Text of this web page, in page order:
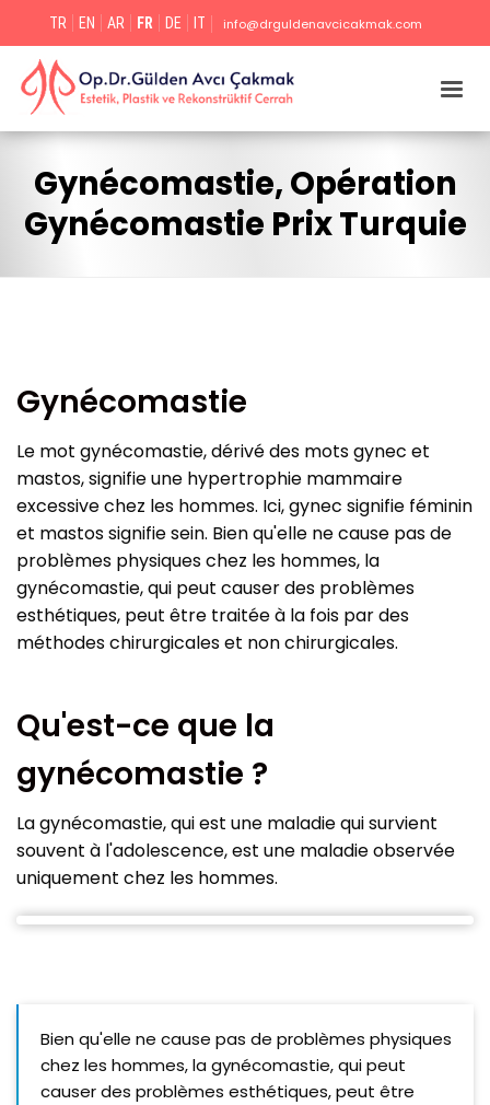
TR EN AR FR DE IT info@drguldenavcicakmak.com
Gynécomastie, Opération
Gynécomastie Prix Turquie
Gynécomastie
Le mot gynécomastie, dérivé des mots gynec et
mastos, signifie une hypertrophie mammaire
excessive chez les hommes. Ici, gynec signifie féminin
et mastos signifie sein. Bien qu'elle ne cause pas de
problèmes physiques chez les hommes, la
gynécomastie, qui peut causer des problèmes
esthétiques, peut être traitée à la fois par des
méthodes chirurgicales et non chirurgicales.
Qu'est-ce que la
gynécomastie ?
La gynécomastie, qui est une maladie qui survient
souvent à l'adolescence, est une maladie observée
uniquement chez les hommes.
Bien qu'elle ne cause pas de problèmes physiques
chez les hommes, la gynécomastie, qui peut
causer des problèmes esthétiques, peut être